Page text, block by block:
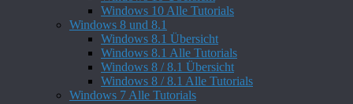
Windows 10 Alle Tutorials
Windows 8 und 8.1
Windows 8.1 Übersicht
Windows 8.1 Alle Tutorials
Windows 8 / 8.1 Übersicht
Windows 8 / 8.1 Alle Tutorials
Windows 7 Alle Tutorials